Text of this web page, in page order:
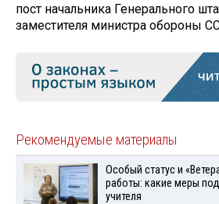
пост начальника Генерального
заместителя министра обороны
Рекомендуемые материалы
Особый статус и
работы: какие меры
учителя